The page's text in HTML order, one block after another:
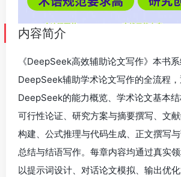
内容简介
《DeepSeek高效辅助论文写作》本书
DeepSeek辅助学术论文写作的全流程
DeepSeek的能力概览、学术论文基本
可行性论证、研究方案与摘要撰写、文
构建、公式推理与代码生成、正文撰写
总结与结语写作。每章内容均通过真实
以提示词设计、对话论文模拟、输出优